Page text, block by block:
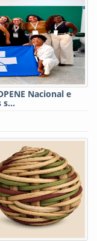
Nacional e